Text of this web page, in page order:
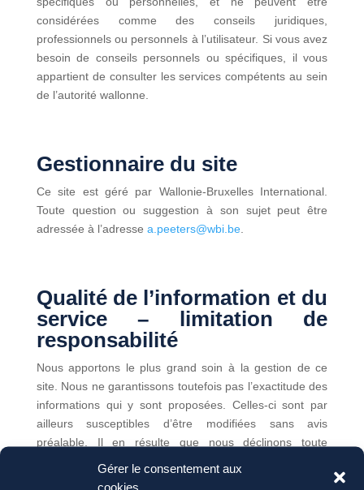
Gérer le consentement aux
cookies
considérées comme des conseils juridiques,
professionnels ou personnels à l’utilisateur. Si vous avez
besoin de conseils personnels ou spécifiques, il vous
appartient de consulter les services compétents au sein
de l’autorité wallonne.
Gestionnaire du site
Ce site est géré par Wallonie-Bruxelles International.
Toute question ou suggestion à son sujet peut être
adressée à l’adresse a.peeters@wbi.be.
Qualité de l’information et du
service – limitation de
responsabilité
Nous apportons le plus grand soin à la gestion de ce
site. Nous ne garantissons toutefois pas l’exactitude des
informations qui y sont proposées. Celles-ci sont par
ailleurs susceptibles d’être modifiées sans avis
préalable. Il en résulte que nous déclinons toute
responsabilité quant à l’utilisation qui pourrait être faite
du contenu de ce site. S’agissant d’informations et